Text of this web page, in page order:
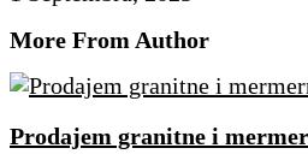
More From Author
Prodajem granitne i